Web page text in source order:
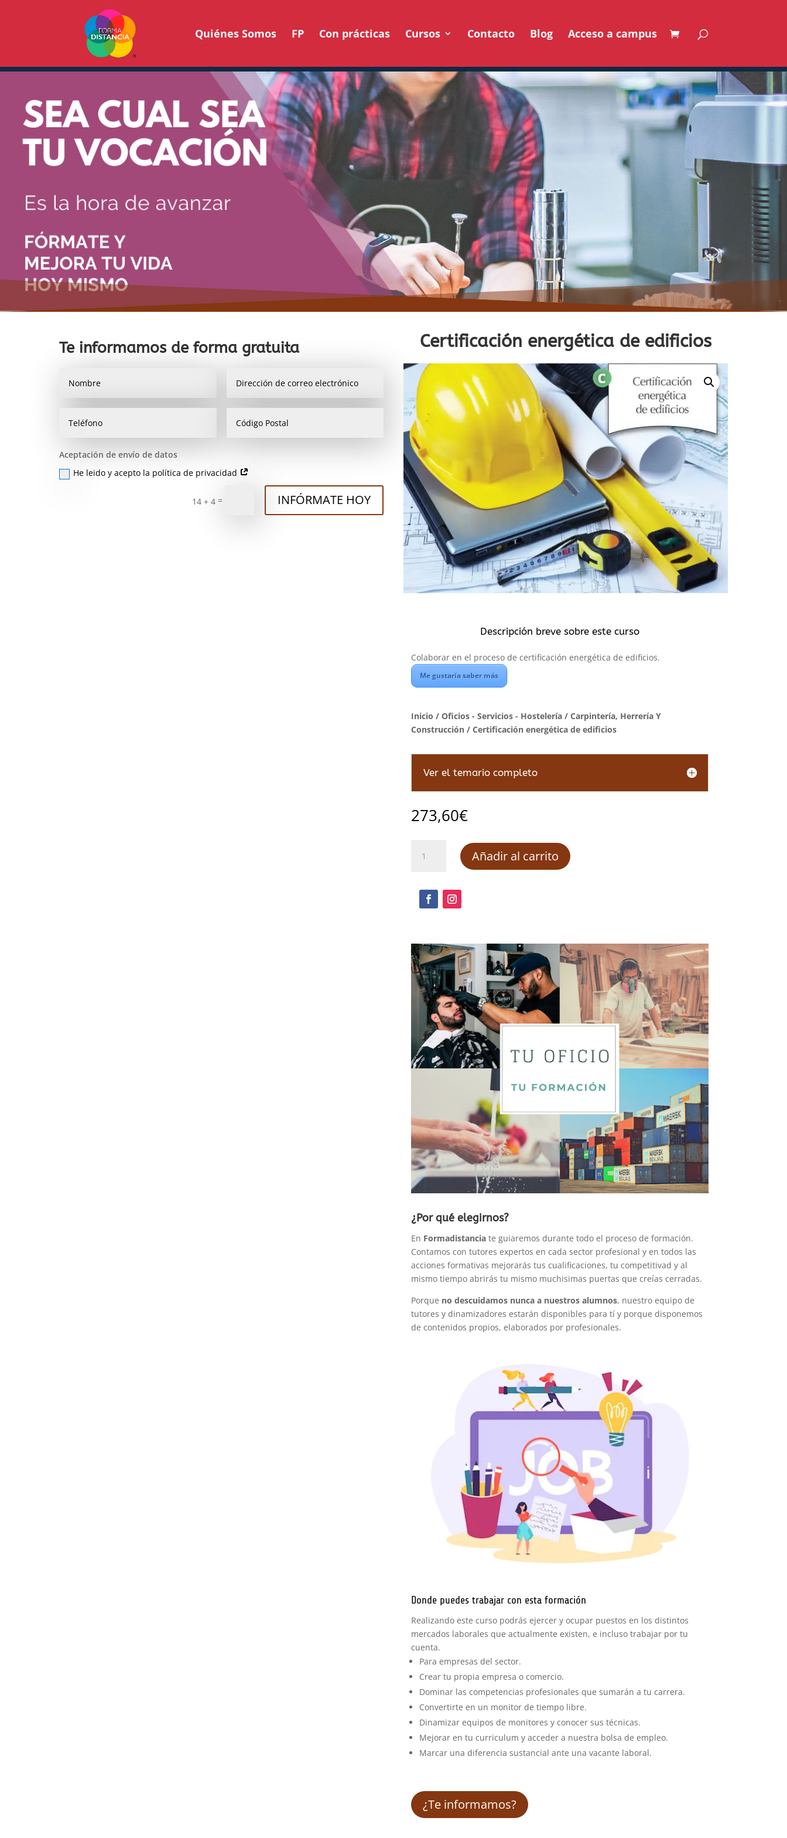
Quiénes Somos FP Con prácticas Cursos Contacto Blog Acceso a campus
Te informamos de forma gratuita
Aceptación de envío de datos
He leido y acepto la política de privacidad
14 + 4 = INFÓRMATE HOY
Certificación energética de edificios
Descripción breve sobre este curso
Colaborar en el proceso de certificación energética de edificios.
Me gustaría saber más
Inicio / Oficios - Servicios - Hostelería/ Carpintería, Herrería Y
Construcción/ Certificación energética de edificios
Ver el temario completo
273,60€
energética
cantidad
Añadir al carrito
¿Por qué elegirnos?
En Formadistanciate guiaremos durante todo el proceso de formación.
Contamos con tutores expertos en cada sector profesional y en todos las
acciones formativas mejorarás tus cualificaciones, tu competitivad y al
mismo tiempo abrirás tu mismo muchisimas puertas que creías cerradas.
Porque no descuidamos nunca a nuestros alumnos, nuestro equipo de
tutores y dinamizadores estarán disponibles para tí y porque disponemos
de contenidos propios, elaborados por profesionales.
Donde puedes trabajar con esta formación
Realizando este curso podrás ejercer y ocupar puestos en los distintos
mercados laborales que actualmente existen, e incluso trabajar por tu
cuenta.
Para empresas del sector.
Crear tu propia empresa o comercio.
Dominar las competencias profesionales que sumarán a tu carrera.
Convertirte en un monitor de tiempo libre.
Dinamizar equipos de monitores y conocer sus técnicas.
Mejorar en tu curriculum y acceder a nuestra bolsa de empleo.
Marcar una diferencia sustancial ante una vacante laboral.
¿Te informamos?